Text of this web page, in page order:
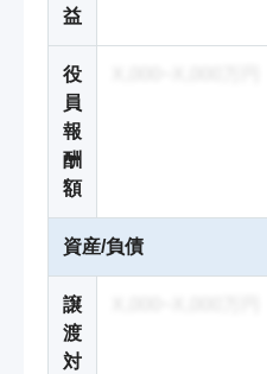
益
役
員
報
酬
額
資産/負債
譲
渡
対